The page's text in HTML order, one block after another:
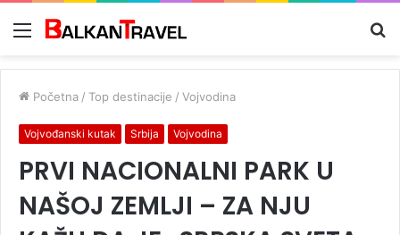
Meni
Početna / Top destinacije / Vojvodina
Vojvođanski kutak Srbija Vojvodina
PRVI NACIONALNI PARK U
NAŠOJ ZEMLJI – ZA NJU